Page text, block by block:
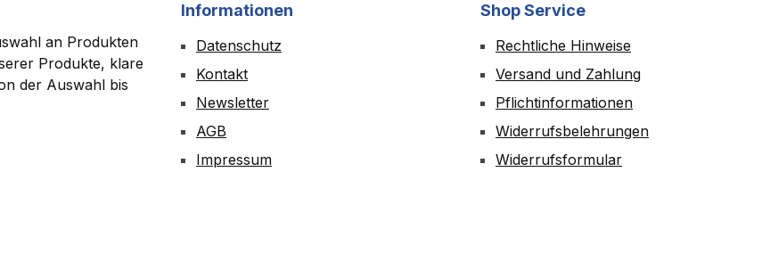
an Produkten
Produkte, klare
der Auswahl bis
Informationen
Datenschutz
Kontakt
Newsletter
AGB
Impressum
Shop Service
Rechtliche Hinweise
Versand und Zahlung
Pflichtinformationen
Widerrufsbelehrungen
Widerrufsformular